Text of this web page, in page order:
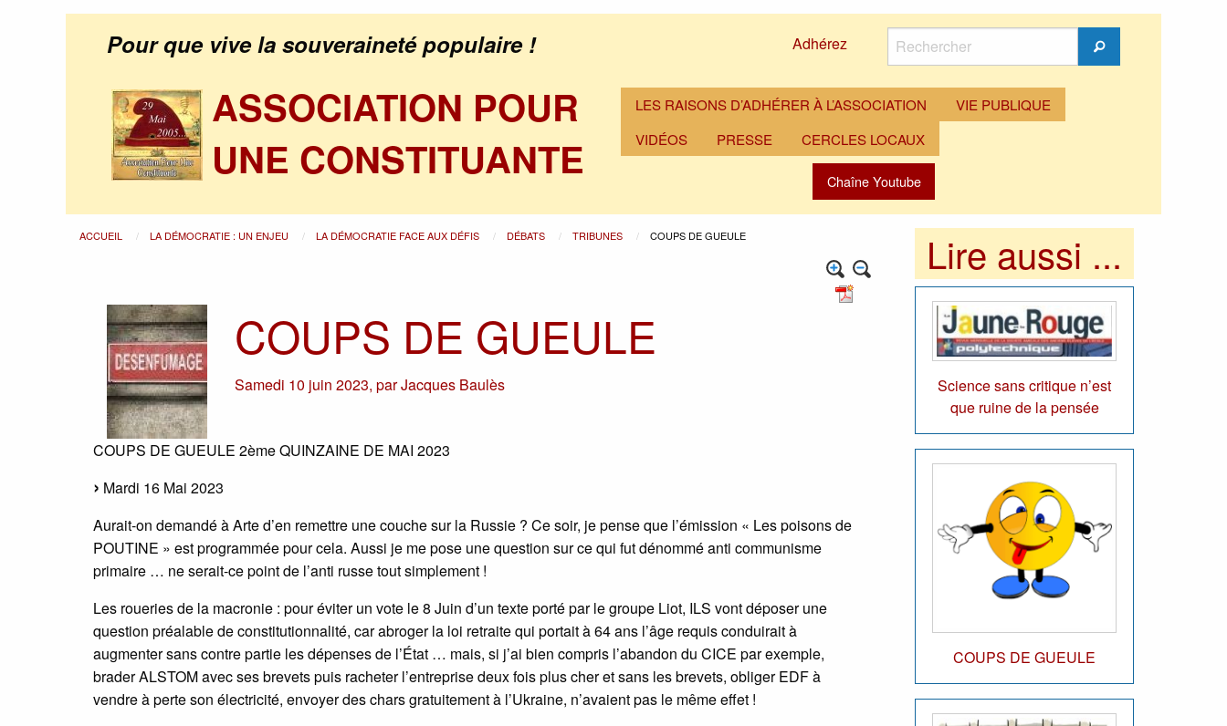
Pour que vive la souveraineté populaire ! Adhérez
Rechercher
Rechercher
ASSOCIATION POUR
UNE CONSTITUANTE
LES RAISONS D’ADHÉRER À L’ASSOCIATION
VIE PUBLIQUE
VIDÉOS
PRESSE CERCLES LOCAUX
Chaîne Youtube
ACCUEIL LA DÉMOCRATIE : UN ENJEU LA DÉMOCRATIE FACE AUX DÉFIS DÉBATS TRIBUNES COUPS DE GUEULE
COUPS DE GUEULE
Samedi 10 juin 2023,parJacques Baulès
COUPS DE GUEULE 2ème QUINZAINE DE MAI 2023
Mardi 16 Mai 2023
Aurait-on demandé à Arte d’en remettre une couche sur la Russie ? Ce soir, je pense que l’émission « Les poisons de
POUTINE » est programmée pour cela. Aussi je me pose une question sur ce qui fut dénommé anti communisme
primaire … ne serait-ce point de l’anti russe tout simplement !
Les roueries de la macronie : pour éviter un vote le 8 Juin d’un texte porté par le groupe Liot, ILS vont déposer une
question préalable de constitutionnalité, car abroger la loi retraite qui portait à 64 ans l’âge requis conduirait à
augmenter sans contre partie les dépenses de l’État … mais, si j’ai bien compris l’abandon du CICE par exemple,
brader ALSTOM avec ses brevets puis racheter l’entreprise deux fois plus cher et sans les brevets, obliger EDF à
vendre à perte son électricité, envoyer des chars gratuitement à l’Ukraine, n’avaient pas le même effet !
Lire aussi ...
Science sans critique n’est
que ruine de la pensée
COUPS DE GUEULE